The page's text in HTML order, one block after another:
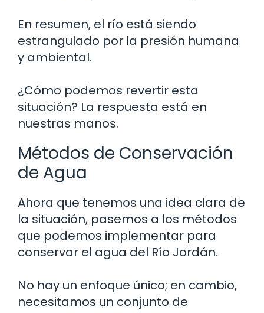
En resumen, el río está siendo
estrangulado por la presión humana
y ambiental.
¿Cómo podemos revertir esta
situación? La respuesta está en
nuestras manos.
Métodos de Conservación
de Agua
Ahora que tenemos una idea clara de
la situación, pasemos a los métodos
que podemos implementar para
conservar el agua del Río Jordán.
No hay un enfoque único; en cambio,
necesitamos un conjunto de